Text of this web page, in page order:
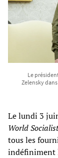
Le
Zelensky
Le lundi 3
World
tous les
indéfiniment